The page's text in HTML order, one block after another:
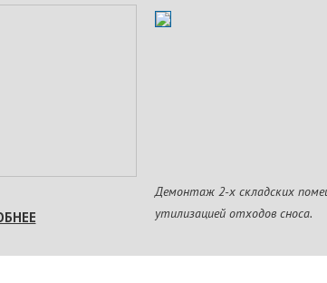
Демонтаж 2-х складских
утилизацией отходов сноса.